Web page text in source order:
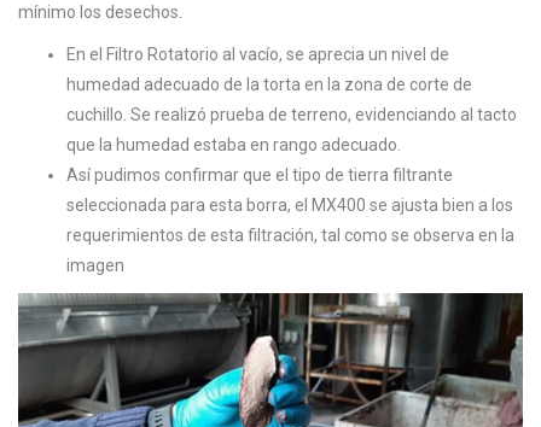
mínimo los desechos.
En el Filtro Rotatorio al vacío, se aprecia un nivel de
humedad adecuado de la torta en la zona de corte de
cuchillo. Se realizó prueba de terreno, evidenciando al tacto
que la humedad estaba en rango adecuado.
Así pudimos confirmar que el tipo de tierra filtrante
seleccionada para esta borra, el MX400 se ajusta bien a los
requerimientos de esta filtración, tal como se observa en la
imagen